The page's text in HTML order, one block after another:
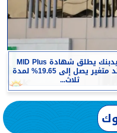
ميدبنك يطلق شهادة MID Plus
بعائد متغير يصل إلى 19.65% لمدة
ثلاث...